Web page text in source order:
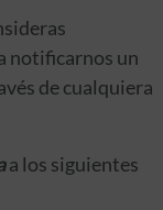
notificarnos un
de cualquiera
a los siguientes